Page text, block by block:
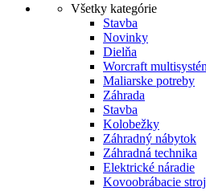
Všetky kategórie
Stavba
Novinky
Dielňa
Worcraft
Maliarske potreby
Záhrada
Stavba
Kolobežky
Záhradný nábytok
Záhradná technika
Elektrické náradie
Kovoobrábacie